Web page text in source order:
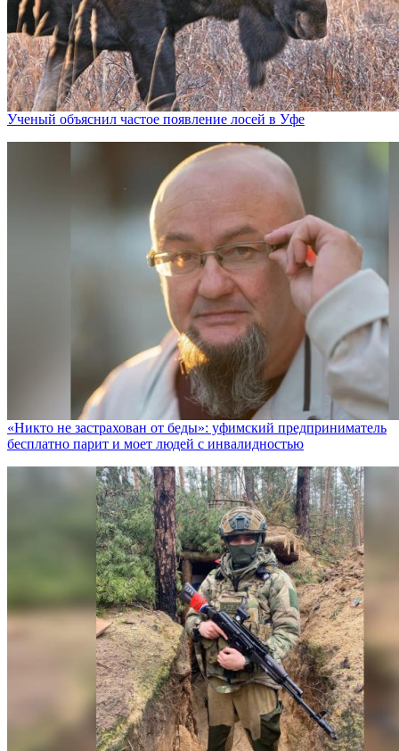
Ученый объяснил частое появление лосей в Уфе
«Никто не заcтрахован от беды»: уфимский предприниматель
бесплатно парит и моет людей с инвалидностью